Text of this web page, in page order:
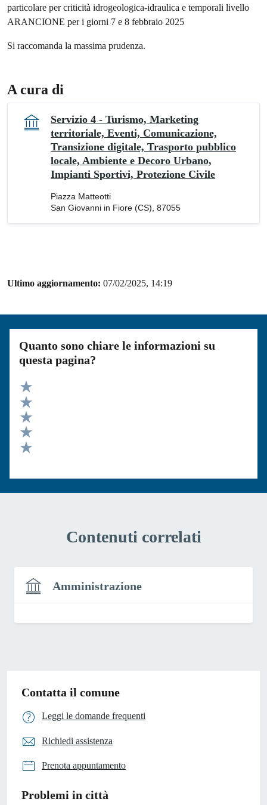
particolare per criticità idrogeologica-idraulica e temporali livello
ARANCIONE per i giorni 7 e 8 febbraio 2025
Si raccomanda la massima prudenza.
A cura di
Servizio 4 - Turismo, Marketing
territoriale, Eventi, Comunicazione,
Transizione digitale, Trasporto pubblico
locale, Ambiente e Decoro Urbano,
Impianti Sportivi, Protezione Civile
Piazza Matteotti
San Giovanni in Fiore (CS), 87055
Ultimo aggiornamento: 07/02/2025, 14:19
Quanto sono chiare le informazioni su
questa pagina?
Valuta 5 stelle su 5
Valuta 4 stelle su 5
Valuta 3 stelle su 5
Valuta 2 stelle su 5
Contenuti correlati
Amministrazione
Contatta il comune
Leggi le domande frequenti
Richiedi assistenza
Prenota appuntamento
Problemi in città